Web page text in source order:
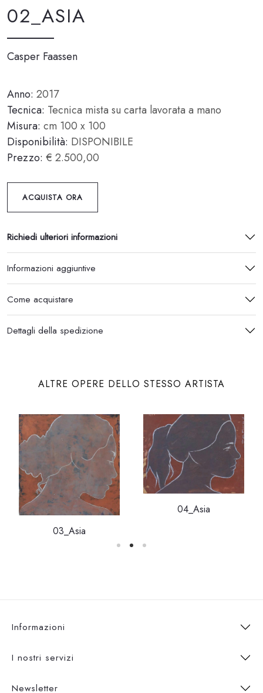
02_ASIA
Casper Faassen
Anno: 2017
Tecnica: Tecnica mista su carta lavorata a mano
Misura: cm 100 x 100
Disponibilità: DISPONIBILE
Prezzo: € 2.500,00
ACQUISTA ORA
Richiedi ulteriori informazioni
Informazioni aggiuntive
Come acquistare
Dettagli della spedizione
ALTRE OPERE DELLO STESSO ARTISTA
03_Asia
04_Asia
Informazioni
I nostri servizi
Newsletter